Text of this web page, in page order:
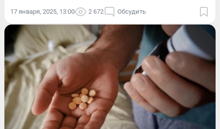
17 января, 2025, 13:00 2 672 Обсудить